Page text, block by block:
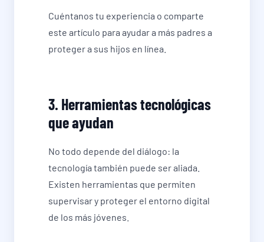
Cuéntanos tu experiencia o comparte
este artículo para ayudar a más padres a
proteger a sus hijos en línea.
3. Herramientas tecnológicas
que ayudan
No todo depende del diálogo: la
tecnología también puede ser aliada.
Existen herramientas que permiten
supervisar y proteger el entorno digital
de los más jóvenes.